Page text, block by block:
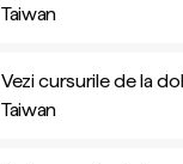
Taiwan
Vezi cursurile de la
Taiwan